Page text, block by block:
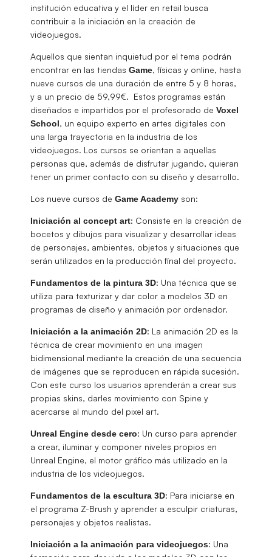
institución educativa y el líder en retail busca
contribuir a la iniciación en la creación de
videojuegos.
Aquellos que sientan inquietud por el tema podrán
encontrar en las tiendas Game, físicas y online, hasta
nueve cursos de una duración de entre 5 y 8 horas,
y a un precio de 59,99€. Estos programas están
diseñados e impartidos por el profesorado de Voxel
School, un equipo experto en artes digitales con
una larga trayectoria en la industria de los
videojuegos. Los cursos se orientan a aquellas
personas que, además de disfrutar jugando, quieran
tener un primer contacto con su diseño y desarrollo.
Los nueve cursos de Game Academy son:
Iniciación al concept art: Consiste en la creación de
bocetos y dibujos para visualizar y desarrollar ideas
de personajes, ambientes, objetos y situaciones que
serán utilizados en la producción final del proyecto.
Fundamentos de la pintura 3D: Una técnica que se
utiliza para texturizar y dar color a modelos 3D en
programas de diseño y animación por ordenador.
Iniciación a la animación 2D: La animación 2D es la
técnica de crear movimiento en una imagen
bidimensional mediante la creación de una secuencia
de imágenes que se reproducen en rápida sucesión.
Con este curso los usuarios aprenderán a crear sus
propias skins, darles movimiento con Spine y
acercarse al mundo del pixel art.
Unreal Engine desde cero: Un curso para aprender
a crear, iluminar y componer niveles propios en
Unreal Engine, el motor gráfico más utilizado en la
industria de los videojuegos.
Fundamentos de la escultura 3D: Para iniciarse en
el programa Z-Brush y aprender a esculpir criaturas,
personajes y objetos realistas.
Iniciación a la animación para videojuegos: Una